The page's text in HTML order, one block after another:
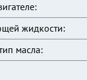
жидкости:
масла: